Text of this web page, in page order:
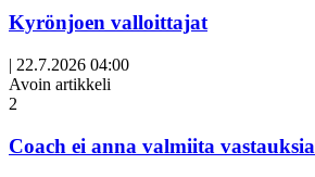
Kyrönjoen valloittajat
| 22.7.2026 04:00
Avoin artikkeli
2
Coach ei anna valmiita vastauksia